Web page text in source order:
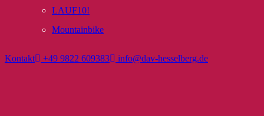
LAUF10!
Mountainbike
Kontakt +49 9822 609383 info@dav-hesselberg.de